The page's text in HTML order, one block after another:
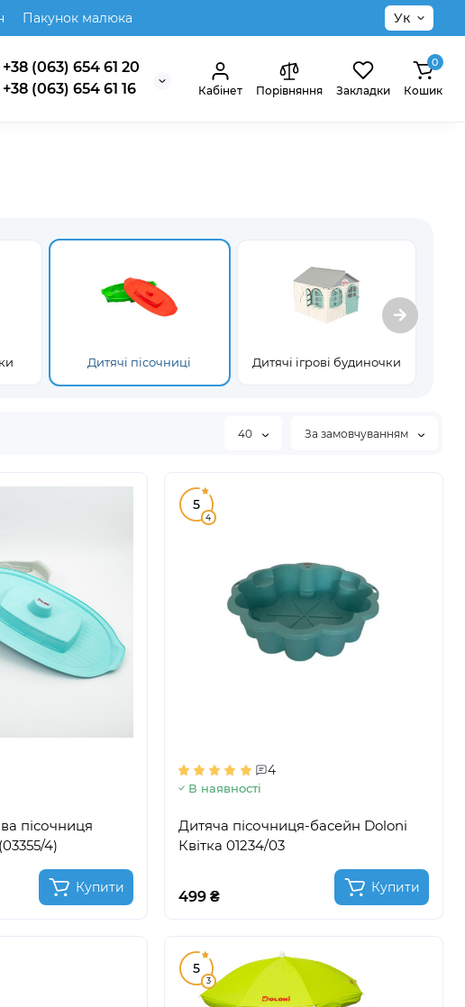
Пакунок малюка Ук
+38 (063) 654 61 20
+38 (063) 654 61 16
Кабінет Порівняння Закладки
0
Кошик
Дитячі пісочниці Дитячі ігрові будиночки
40 За замовчуванням
пісочниця
4)
Купити
5
4
4
В наявності
Дитяча пісочниця-басейн Doloni
Квітка 01234/03
499 ₴
Купити
5
3